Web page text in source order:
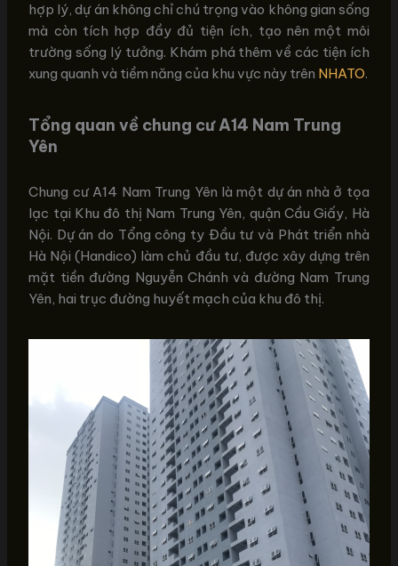
hợp lý, dự án không chỉ chú trọng vào không gian sống
mà còn tích hợp đầy đủ tiện ích, tạo nên một môi
trường sống lý tưởng. Khám phá thêm về các tiện ích
xung quanh và tiềm năng của khu vực này trên NHATO.
Tổng quan về chung cư A14 Nam Trung
Yên
Chung cư A14 Nam Trung Yên là một dự án nhà ở tọa
lạc tại Khu đô thị Nam Trung Yên, quận Cầu Giấy, Hà
Nội. Dự án do Tổng công ty Đầu tư và Phát triển nhà
Hà Nội (Handico) làm chủ đầu tư, được xây dựng trên
mặt tiền đường Nguyễn Chánh và đường Nam Trung
Yên, hai trục đường huyết mạch của khu đô thị.